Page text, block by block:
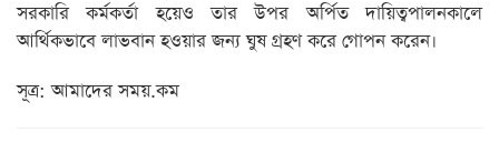
সরকারি কর্মকর্তা হয়েও তার উপর অর্পিত দায়িত্বপালনকালে
আর্থিকভাবে লাভবান হওয়ার জন্য ঘুষ গ্রহণ করে গোপন করেন।
সূত্র: আমাদের সময়.কম